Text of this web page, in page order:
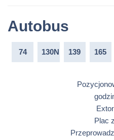
Autobus
74 130N 139 165
Plac